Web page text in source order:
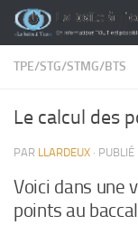
Skip to content
TPE/STG/STMG/BTS
Le calcul des
PAR LLARDEUX · PUBLIÉ
Voici dans une
points au